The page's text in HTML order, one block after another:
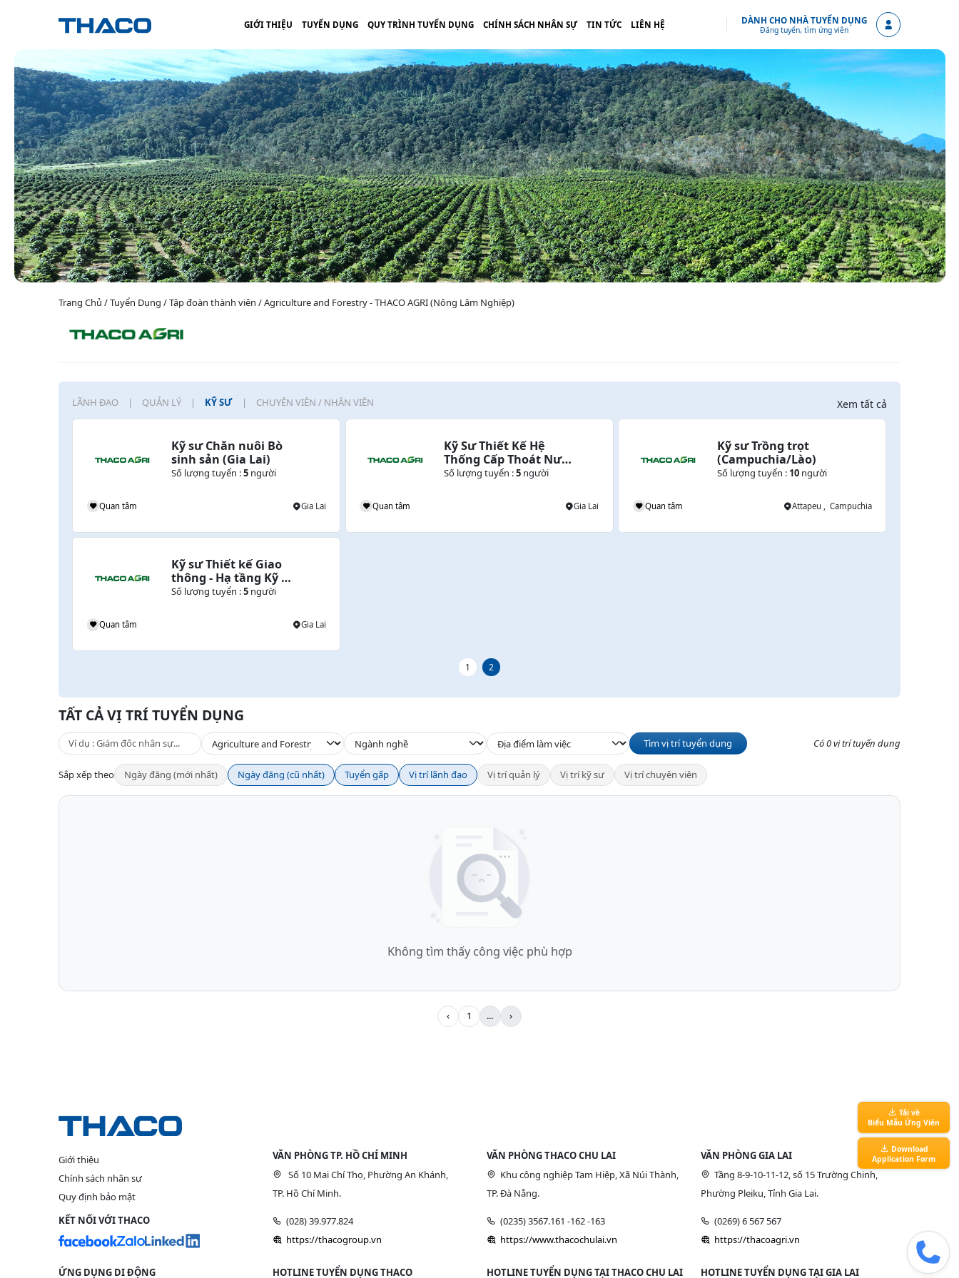
GIỚI THIỆU TUYỂN DỤNG QUY TRÌNH TUYỂN DỤNG CHÍNH SÁCH NHÂN SỰ TIN TỨC LIÊN HỆ DÀNH CHO NHÀ TUYỂN DỤNG
Đăng tuyển, tìm ứng viên
Trang Chủ / Tuyển Dụng / Tập đoàn thành viên / Agriculture and Forestry - THACO AGRI (Nông Lâm Nghiệp)
LÃNH ĐẠO QUẢN LÝ KỸ SƯ CHUYÊN VIÊN / NHÂN VIÊN Xem tất cả
Kỹ sư Chăn nuôi Bò
sinh sản (Gia Lai)
Số lượng tuyển :5người
Quan tâm Gia Lai
Kỹ Sư Thiết Kế Hệ
Thống Cấp Thoát Nước
(Gia Lai)
Số lượng tuyển :5 người
Quan tâm Gia Lai
Kỹ sư Trồng trọt
(Campuchia/Lào)
Số lượng tuyển : 10người
Quan tâm Attapeu , Campuchia
Kỹ sư Thiết kế Giao
thông - Hạ tầng Kỹ
thuật (Gia Lai)
Số lượng tuyển :5người
Quan tâm Gia Lai
1 2
TẤT CẢ VỊ TRÍ TUYỂN DỤNG
Tìm vị trí tuyển dụng Có 0 vị trí tuyển dụng
Sắp xếp theo Ngày đăng (mới nhất) Ngày đăng (cũ nhất) Tuyển gấp Vị trí lãnh đạo Vị trí quản lý Vị trí kỹ sư Vị trí chuyên viên
Không tìm thấy công việc phù hợp
‹ 1 ... ›
Giới thiệu
Chính sách nhân sự
Quy định bảo mật
KẾT NỐI VỚI THACO
VĂN PHÒNG TP. HỒ CHÍ MINH
Số 10 Mai Chí Thọ, Phường An Khánh,
TP. Hồ Chí Minh.
(028) 39.977.824
https://thacogroup.vn
VĂN PHÒNG THACO CHU LAI
Khu công nghiệp Tam Hiệp, Xã Núi Thành,
TP. Đà Nẵng.
(0235) 3567.161 -162 -163
https://www.thacochulai.vn
VĂN PHÒNG GIA LAI
Tầng 8-9-10-11-12, số 15 Trường Chinh,
Phường Pleiku, Tỉnh Gia Lai.
(0269) 6 567 567
https://thacoagri.vn
ỨNG DỤNG DI ĐỘNG HOTLINE TUYỂN DỤNG THACO HOTLINE TUYỂN DỤNG TẠI THACO CHU LAI HOTLINE TUYỂN DỤNG TẠI GIA LAI
Tải về
Biểu Mẫu Ứng Viên
Download
Application Form